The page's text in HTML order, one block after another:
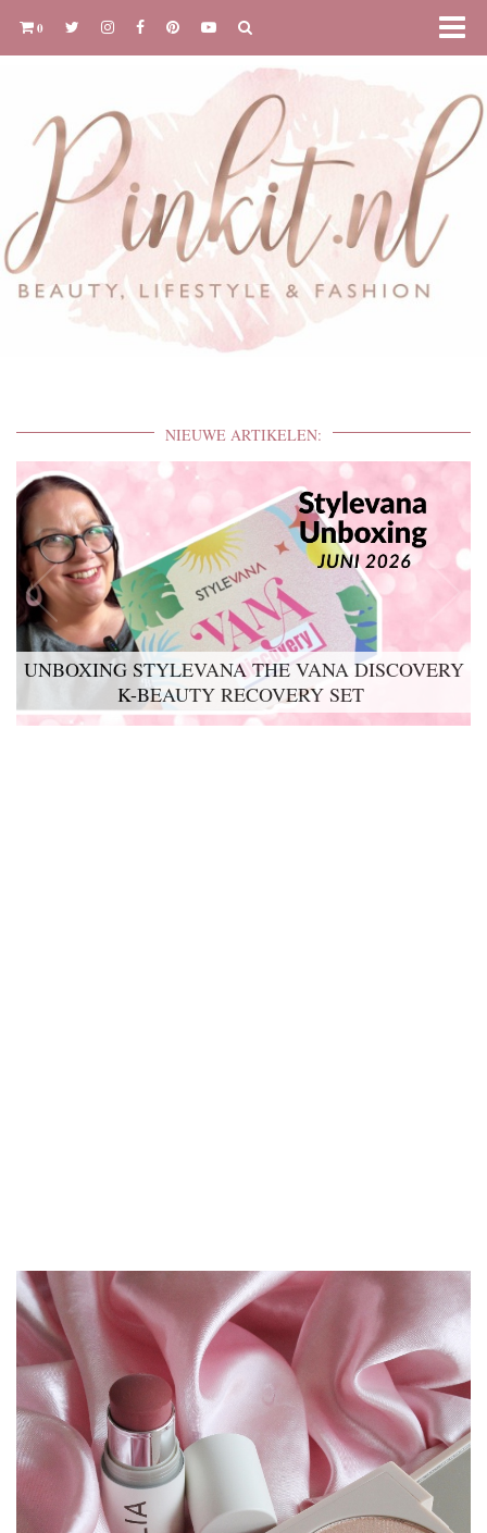
0
NIEUWE ARTIKELEN:
UNBOXING STYLEVANA THE VANA DISCOVERY
K-BEAUTY RECOVERY SET